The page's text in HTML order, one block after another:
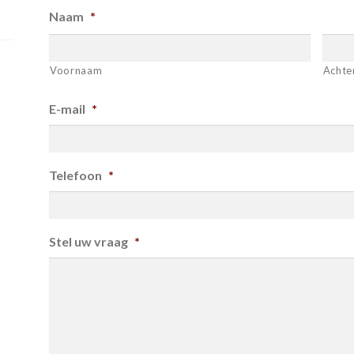
Naam *
Voornaam
E-mail *
Telefoon *
Stel uw vraag *